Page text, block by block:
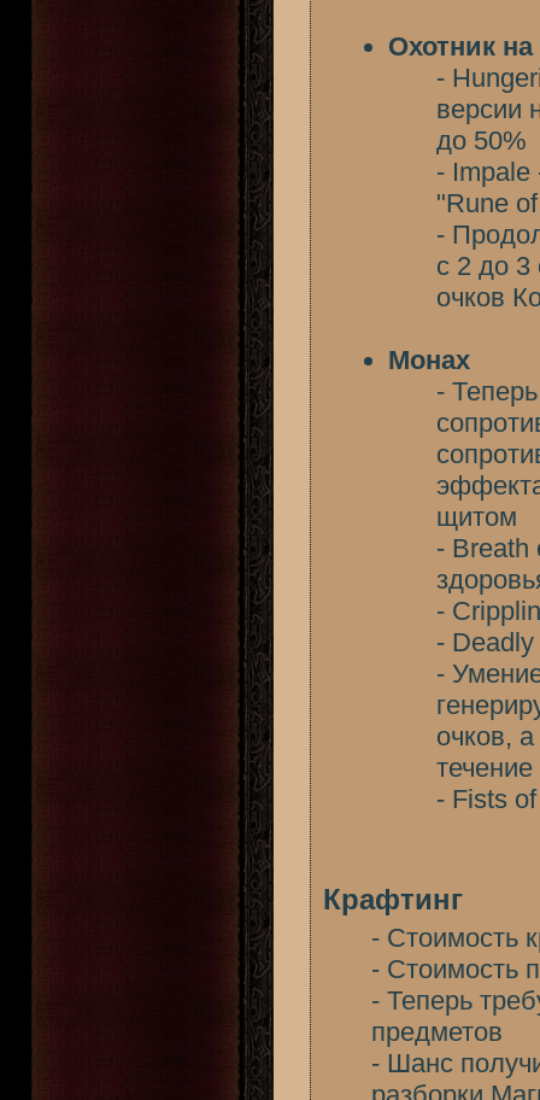
Охотник
-
версии
до 50%
-
"Rune
-
с 2 до 3
очков
Монах
-
щитом
- Breath
-
-
-
очков,
- Fists
Крафтинг
- Стоимость
- Стоимость
- Теперь
предметов
- Шанс